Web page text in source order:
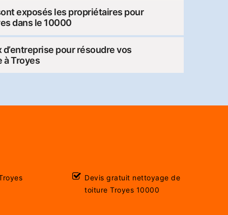
exposés les propriétaires pour
dans le 10000
pour résoudre vos
à Troyes
Devis gratuit nettoyage de
toiture Troyes 10000